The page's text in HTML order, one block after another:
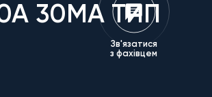
30MA ТИП
Зв'язатися
з фахівцем